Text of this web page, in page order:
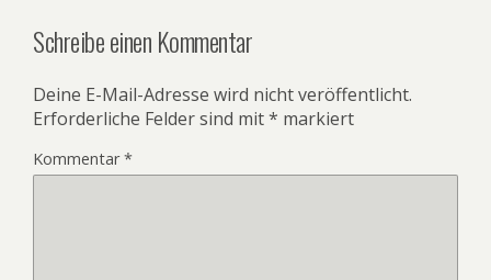
Schreibe einen Kommentar
Deine E-Mail-Adresse wird nicht veröffentlicht.
Erforderliche Felder sind mit* markiert
Kommentar*